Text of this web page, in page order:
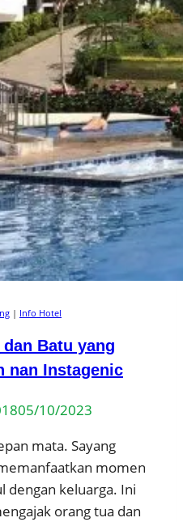
| Info Hotel
Batu yang
nan Instagenic
05/10/2023
mata. Sayang
momen
dengan keluarga. Ini
orang tua dan